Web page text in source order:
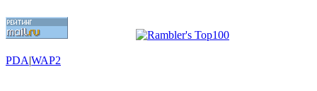
PDA|WAP2